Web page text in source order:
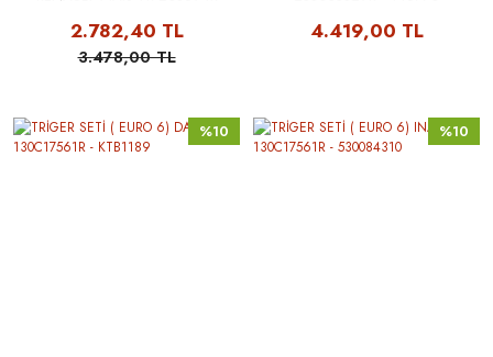
2.782,40 TL
3.478,00 TL
4.419,00 TL
%10 %10